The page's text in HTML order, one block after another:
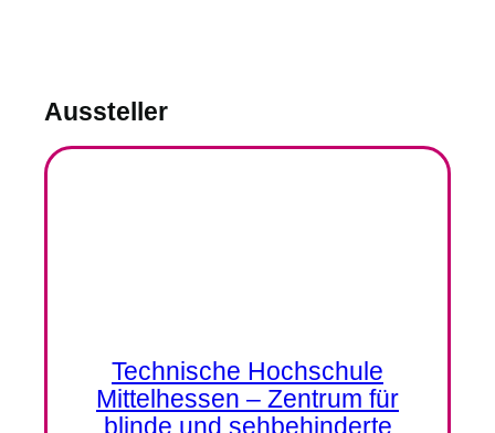
Aussteller
Technische Hochschule
Mittelhessen – Zentrum für
blinde und sehbehinderte